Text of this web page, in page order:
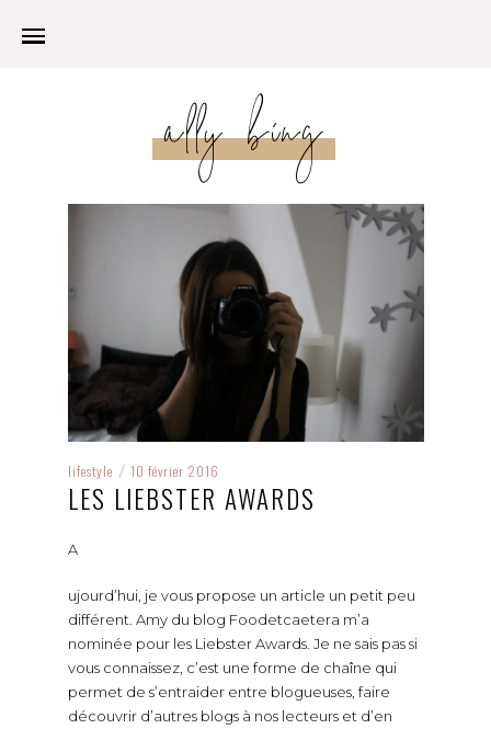
ally bing
lifestyle / 10 février 2016
LES LIEBSTER AWARDS
A
ujourd’hui, je vous propose un article un petit peu
différent. Amy du blog Foodetcaetera m’a
nominée pour les Liebster Awards. Je ne sais pas si
vous connaissez, c’est une forme de chaîne qui
permet de s’entraider entre blogueuses, faire
découvrir d’autres blogs à nos lecteurs et d’en